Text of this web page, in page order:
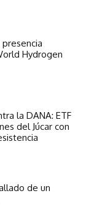
Hydrogen
la DANA: ETF
del Júcar con
de un